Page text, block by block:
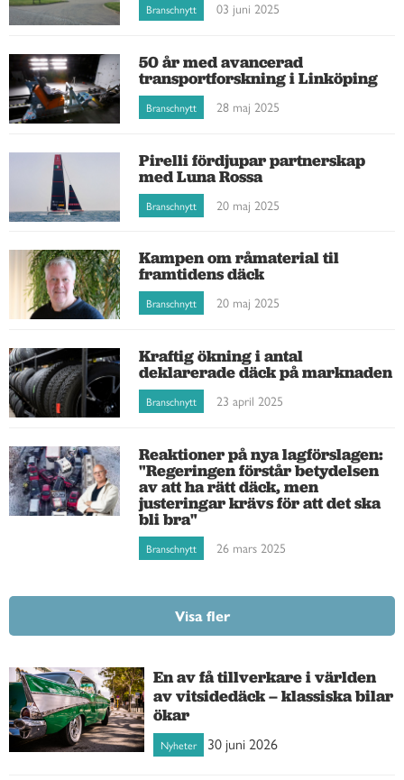
Branschnytt 03 juni 2025
50 år med avancerad
transportforskning i Linköping
Branschnytt 28 maj 2025
Pirelli fördjupar partnerskap
med Luna Rossa
Branschnytt 20 maj 2025
Kampen om råmaterial til
framtidens däck
Branschnytt 20 maj 2025
Kraftig ökning i antal
deklarerade däck på marknaden
Branschnytt 23 april 2025
Reaktioner på nya lagförslagen:
"Regeringen förstår betydelsen
av att ha rätt däck, men
justeringar krävs för att det ska
bli bra"
Branschnytt 26 mars 2025
Visa fler
En av få tillverkare i världen
av vitsidedäck – klassiska bilar
ökar
Nyheter 30 juni 2026